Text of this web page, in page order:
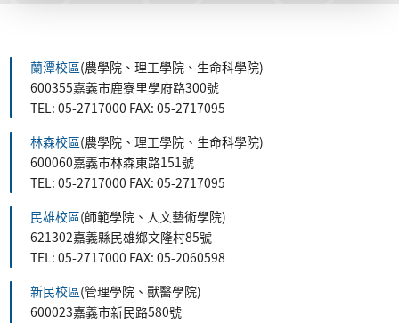
蘭潭校區(農學院、理工學院、生命科學院)
600355嘉義市鹿寮里學府路300號
TEL: 05-2717000 FAX: 05-2717095
林森校區(農學院、理工學院、生命科學院)
600060嘉義市林森東路151號
TEL: 05-2717000 FAX: 05-2717095
民雄校區(師範學院、人文藝術學院)
621302嘉義縣民雄鄉文隆村85號
TEL: 05-2717000 FAX: 05-2060598
新民校區(管理學院、獸醫學院)
600023嘉義市新民路580號